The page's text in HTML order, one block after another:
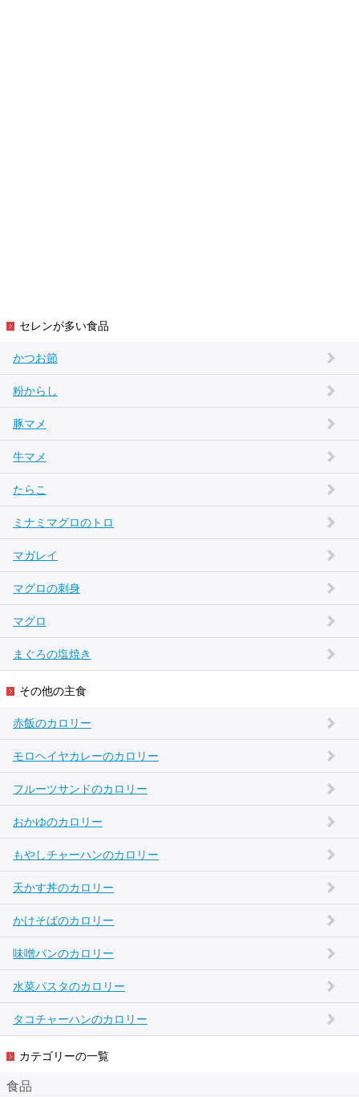
セレンが多い食品
かつお節
粉からし
豚マメ
牛マメ
たらこ
ミナミマグロのトロ
マガレイ
マグロの刺身
マグロ
まぐろの塩焼き
その他の主食
赤飯のカロリー
モロヘイヤカレーのカロリー
フルーツサンドのカロリー
おかゆのカロリー
もやしチャーハンのカロリー
天かす丼のカロリー
かけそばのカロリー
味噌パンのカロリー
水菜パスタのカロリー
タコチャーハンのカロリー
カテゴリーの一覧
食品